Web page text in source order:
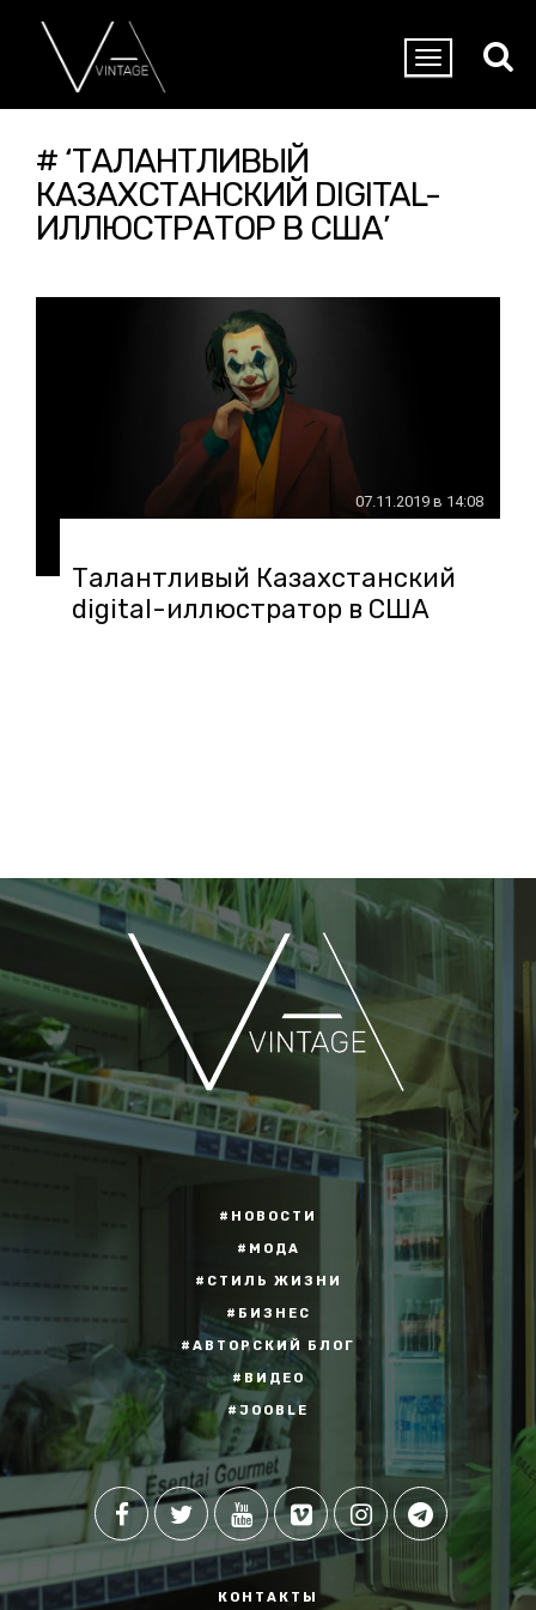
# ‘ТАЛАНТЛИВЫЙ
КАЗАХСТАНСКИЙ DIGITAL-
ИЛЛЮСТРАТОР В США’
07.11.2019 в 14:08
Талантливый Казахстанский
digital-иллюстратор в США
#НОВОСТИ
#МОДА
#СТИЛЬ ЖИЗНИ
#БИЗНЕС
#АВТОРСКИЙ БЛОГ
#ВИДЕО
#JOOBLE
КОНТАКТЫ